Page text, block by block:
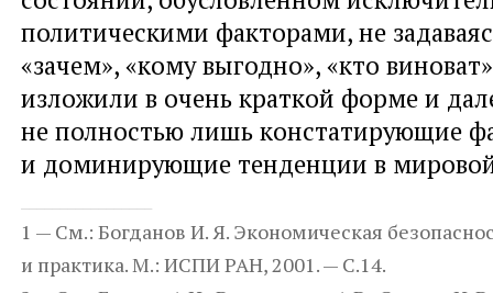
политическими факторами, не
«зачем», «кому выгодно», «кто
изложили в очень краткой форме и
не полностью лишь констатирующие
и доминирующие тенденции в
1 — См.: Богданов И. Я. Экономическая
и практика. М.: ИСПИ РАН, 2001. — С.14.